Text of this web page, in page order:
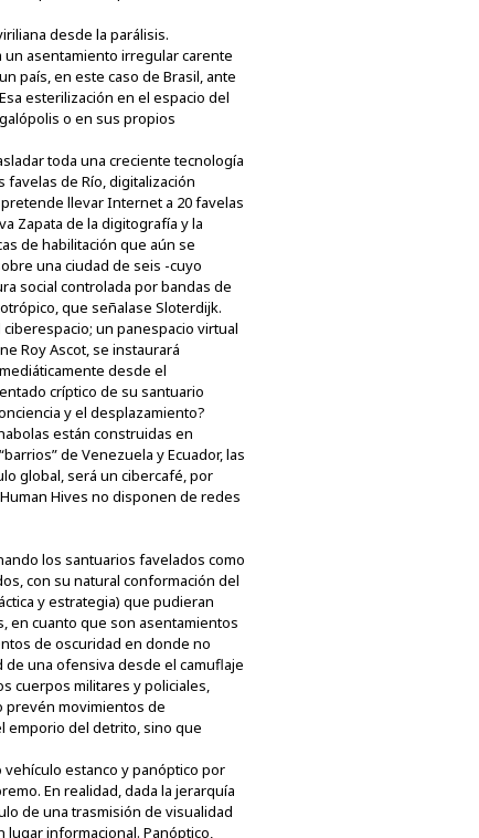
desde la parálisis.
asentamiento irregular carente
país, en este caso de Brasil, ante
esterilización en el espacio del
o en sus propios
toda una creciente tecnología
de Río, digitalización
llevar Internet a 20 favelas
Zapata de la digitografía y la
de habilitación que aún se
una ciudad de seis -cuyo
social controlada por bandas de
que señalase Sloterdijk.
un panespacio virtual
Roy Ascot, se instaurará
desde el
críptico de su santuario
y el desplazamiento?
están construidas en
de Venezuela y Ecuador, las
global, será un cibercafé, por
Hives no disponen de redes
los santuarios favelados como
con su natural conformación del
y estrategia) que pudieran
en cuanto que son asentamientos
de oscuridad en donde no
una ofensiva desde el camuflaje
cuerpos militares y policiales,
prevén movimientos de
emporio del detrito, sino que
vehículo estanco y panóptico por
En realidad, dada la jerarquía
de una trasmisión de visualidad
informacional. Panóptico,